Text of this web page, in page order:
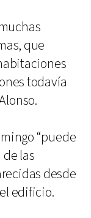
que
todavía
“puede
las
desde
edificio.